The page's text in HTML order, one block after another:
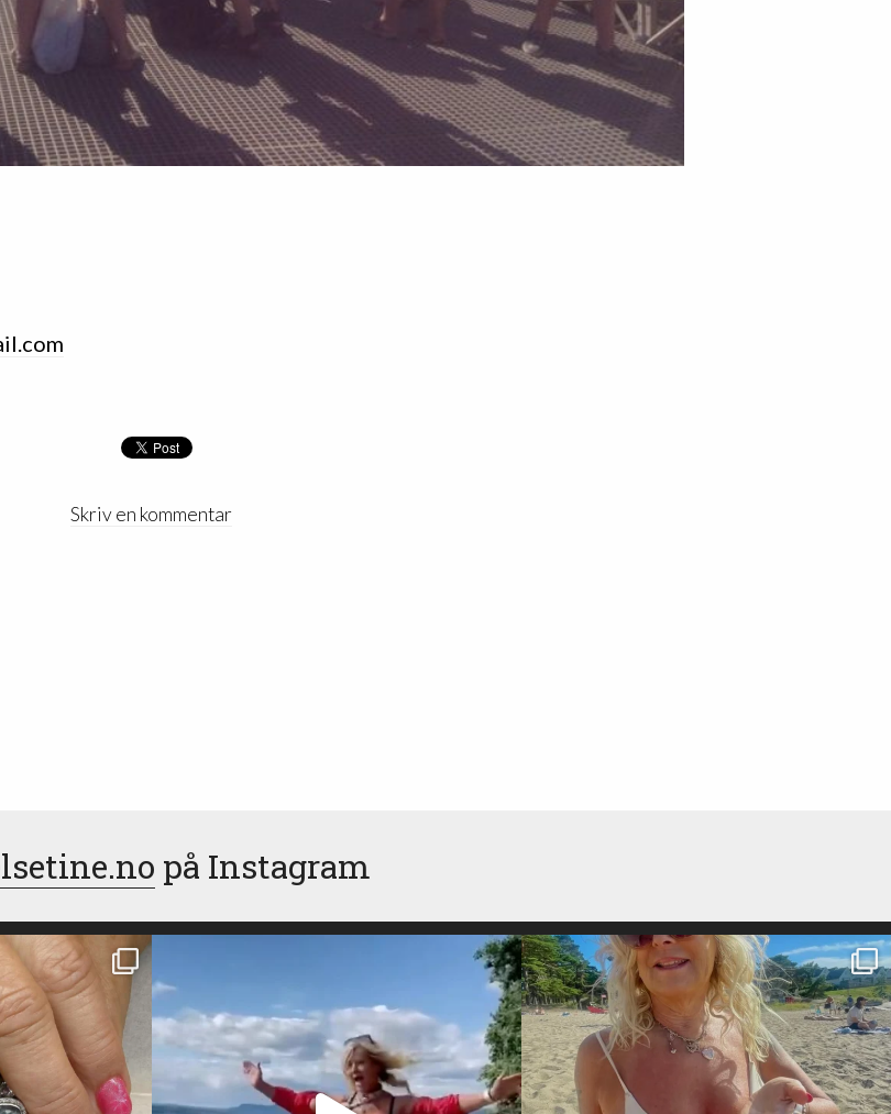
Skriv en kommentar
på Instagram